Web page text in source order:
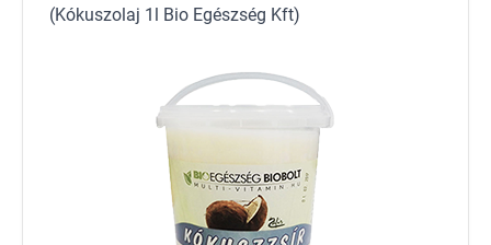
(Kókuszolaj 1l Bio Egészség Kft)